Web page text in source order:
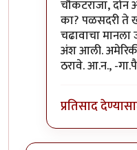
In reply to
चौकटराजा, दोन
का? पळसदरी ते
चढावाचा
अंश आली.
ठरावे. आ.न., -
प्रतिसाद